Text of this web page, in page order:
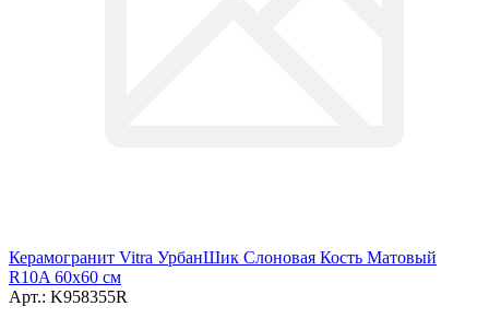
Керамогранит Vitra УрбанШик Слоновая Кость Матовый
R10A 60x60 см
Арт.: K958355R